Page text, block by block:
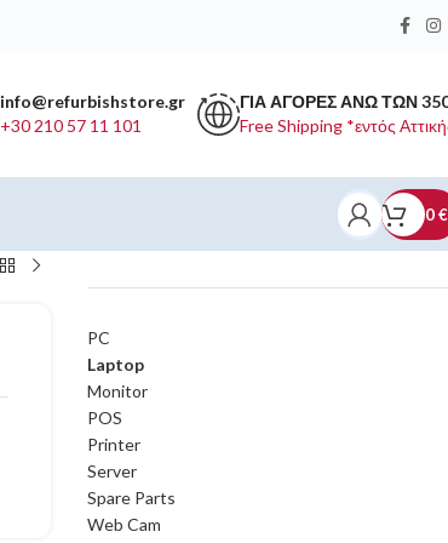
info@refurbishstore.gr
+30 210 57 11 101
ΓΙΑ ΑΓΟΡΕΣ ΑΝΩ ΤΩΝ
Free Shipping *εντός
0€
PC
Laptop
Monitor
POS
Printer
Server
Spare Parts
Web Cam